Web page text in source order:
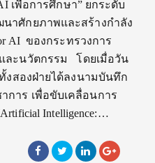
เพื่อการศึกษา” ยกระดับ
าศักยภาพและสร้างกำลัง
AI ของกระทรวงการ
ละนวัตกรรม โดยเมื่อวัน
งสองฝ่ายได้ลงนามบันทึก
การ เพื่อขับเคลื่อนการ
Intelligence:…